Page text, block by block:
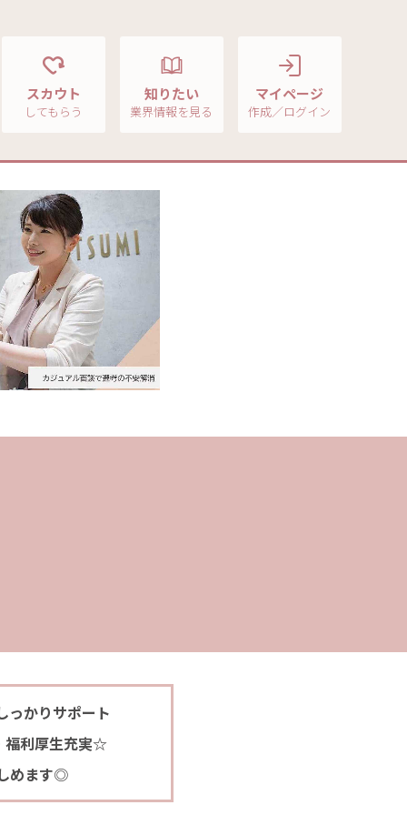
スカウト
してもらう
知りたい
業界情報を見る
マイページ
作成／ログイン
っかりサポート
福利厚生充実☆
めます◎